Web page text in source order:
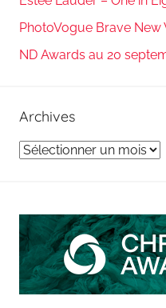
PhotoVogue Brave New
ND Awards au 20
Archives
Archives